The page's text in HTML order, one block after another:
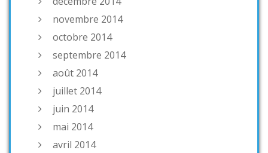
novembre 2014
octobre 2014
septembre 2014
août 2014
juillet 2014
juin 2014
mai 2014
avril 2014